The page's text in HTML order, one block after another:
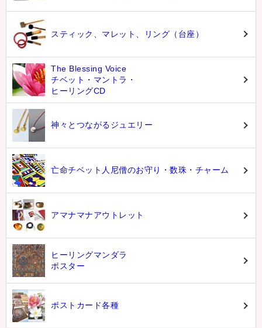
スティック、マレット、リング（台座）
The Blessing Voice
チベット・マントラ・
ヒーリングCD
神々とつながるジュエリー
亡命チベット人尼僧のお守り・数珠・チャーム
アマナマナアウトレット
ヒーリングマンダラ
ポスター
ポストカード各種